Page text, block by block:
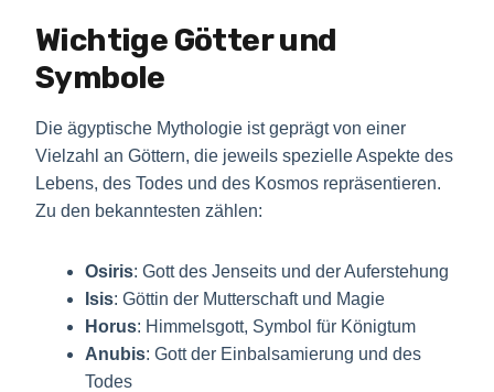
Wichtige Götter und
Symbole
Die ägyptische Mythologie ist geprägt von einer
Vielzahl an Göttern, die jeweils spezielle Aspekte des
Lebens, des Todes und des Kosmos repräsentieren.
Zu den bekanntesten zählen:
Osiris: Gott des Jenseits und der Auferstehung
Isis: Göttin der Mutterschaft und Magie
Horus: Himmelsgott, Symbol für Königtum
Anubis: Gott der Einbalsamierung und des
Todes